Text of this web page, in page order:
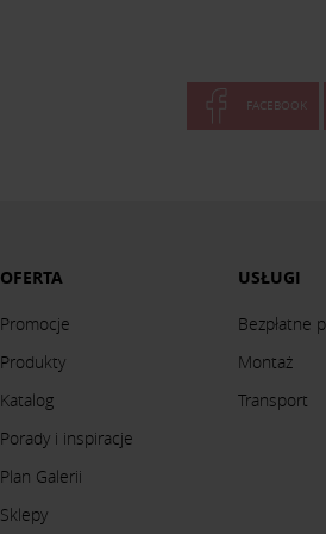
FACEBOOK
OFERTA
Promocje
Produkty
Katalog
Porady i inspiracje
Plan Galerii
Sklepy
USŁUGI
Bezpłatne
Montaż
Transport